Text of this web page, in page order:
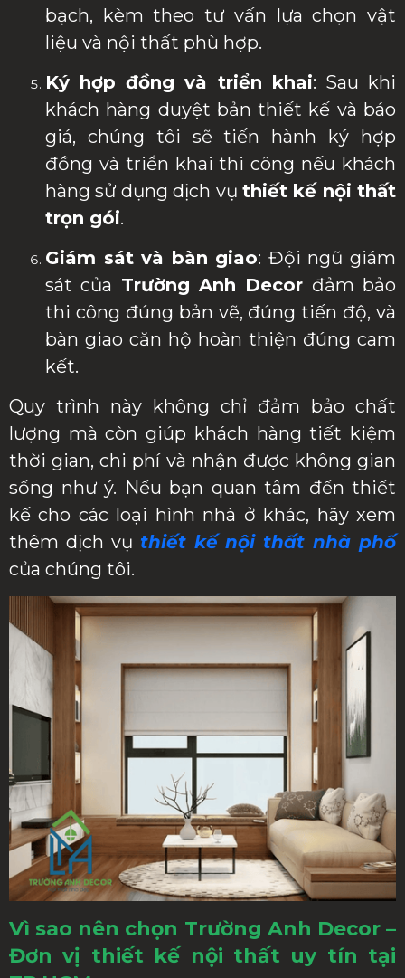
bạch, kèm theo tư vấn lựa chọn vật
liệu và nội thất phù hợp.
Ký hợp đồng và triển khai: Sau khi
khách hàng duyệt bản thiết kế và báo
giá, chúng tôi sẽ tiến hành ký hợp
đồng và triển khai thi công nếu khách
hàng sử dụng dịch vụ thiết kế nội thất
trọn gói.
Giám sát và bàn giao: Đội ngũ giám
sát của Trường Anh Decor đảm bảo
thi công đúng bản vẽ, đúng tiến độ, và
bàn giao căn hộ hoàn thiện đúng cam
kết.
Quy trình này không chỉ đảm bảo chất
lượng mà còn giúp khách hàng tiết kiệm
thời gian, chi phí và nhận được không gian
sống như ý. Nếu bạn quan tâm đến thiết
kế cho các loại hình nhà ở khác, hãy xem
thêm dịch vụ thiết kế nội thất nhà phố
của chúng tôi.
Vì sao nên chọn Trường Anh Decor –
Đơn vị thiết kế nội thất uy tín tại